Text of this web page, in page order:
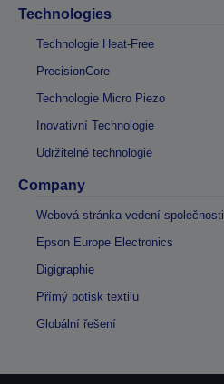
Technologies
Technologie Heat-Free
PrecisionCore
Technologie Micro Piezo
Inovativní Technologie
Udržitelné technologie
Company
Webová stránka vedení společnosti
Epson Europe Electronics
Digigraphie
Přímý potisk textilu
Globální řešení